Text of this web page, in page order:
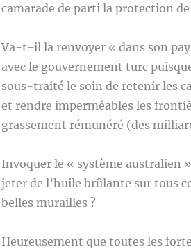
camarade de parti la protection de
Va-t-il la renvoyer « dans son
avec le gouvernement turc
sous-traité le soin de retenir les
et rendre imperméables les
grassement rémunéré (des
Invoquer le « système australien
jeter de l’huile brûlante sur tous
belles murailles ?
Heureusement que toutes les